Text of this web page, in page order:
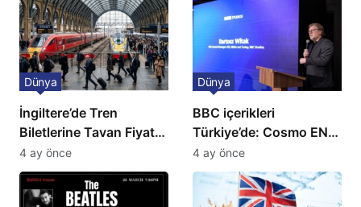
İngiltere’de Tren
Biletlerine Tavan Fiyat:
Ulaşımda Yeni
Düzenleme
Dünya
4 ay önce
BBC içerikleri
Türkiye’de: Cosmo EN
ve BBC Player yayında
Dünya
4 ay önce